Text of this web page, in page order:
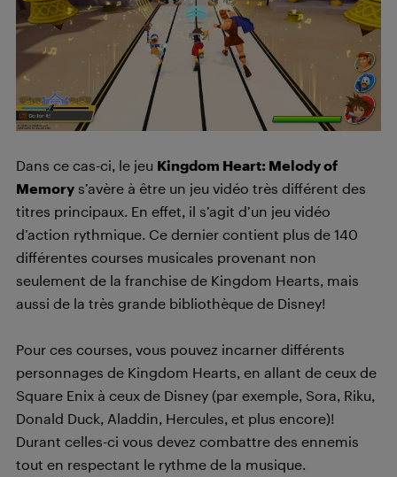
Dans ce cas-ci, le jeu Kingdom Heart: Melody of
Memory s’avère à être un jeu vidéo très différent des
titres principaux. En effet, il s’agit d’un jeu vidéo
d’action rythmique. Ce dernier contient plus de 140
différentes courses musicales provenant non
seulement de la franchise de Kingdom Hearts, mais
aussi de la très grande bibliothèque de Disney!
Pour ces courses, vous pouvez incarner différents
personnages de Kingdom Hearts, en allant de ceux de
Square Enix à ceux de Disney (par exemple, Sora, Riku,
Donald Duck, Aladdin, Hercules, et plus encore)!
Durant celles-ci vous devez combattre des ennemis
tout en respectant le rythme de la musique.